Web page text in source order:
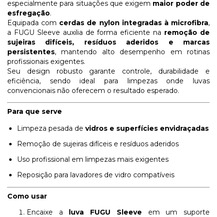
especialmente para situações que exigem maior poder de
esfregação.
Equipada com cerdas de nylon integradas à microfibra,
a FUGU Sleeve auxilia de forma eficiente na remoção de
sujeiras difíceis, resíduos aderidos e marcas
persistentes, mantendo alto desempenho em rotinas
profissionais exigentes.
Seu design robusto garante controle, durabilidade e
eficiência, sendo ideal para limpezas onde luvas
convencionais não oferecem o resultado esperado.
Para que serve
Limpeza pesada de vidros e superfícies envidraçadas
Remoção de sujeiras difíceis e resíduos aderidos
Uso profissional em limpezas mais exigentes
Reposição para lavadores de vidro compatíveis
Como usar
Encaixe a
luva FUGU Sleeve em um suporte